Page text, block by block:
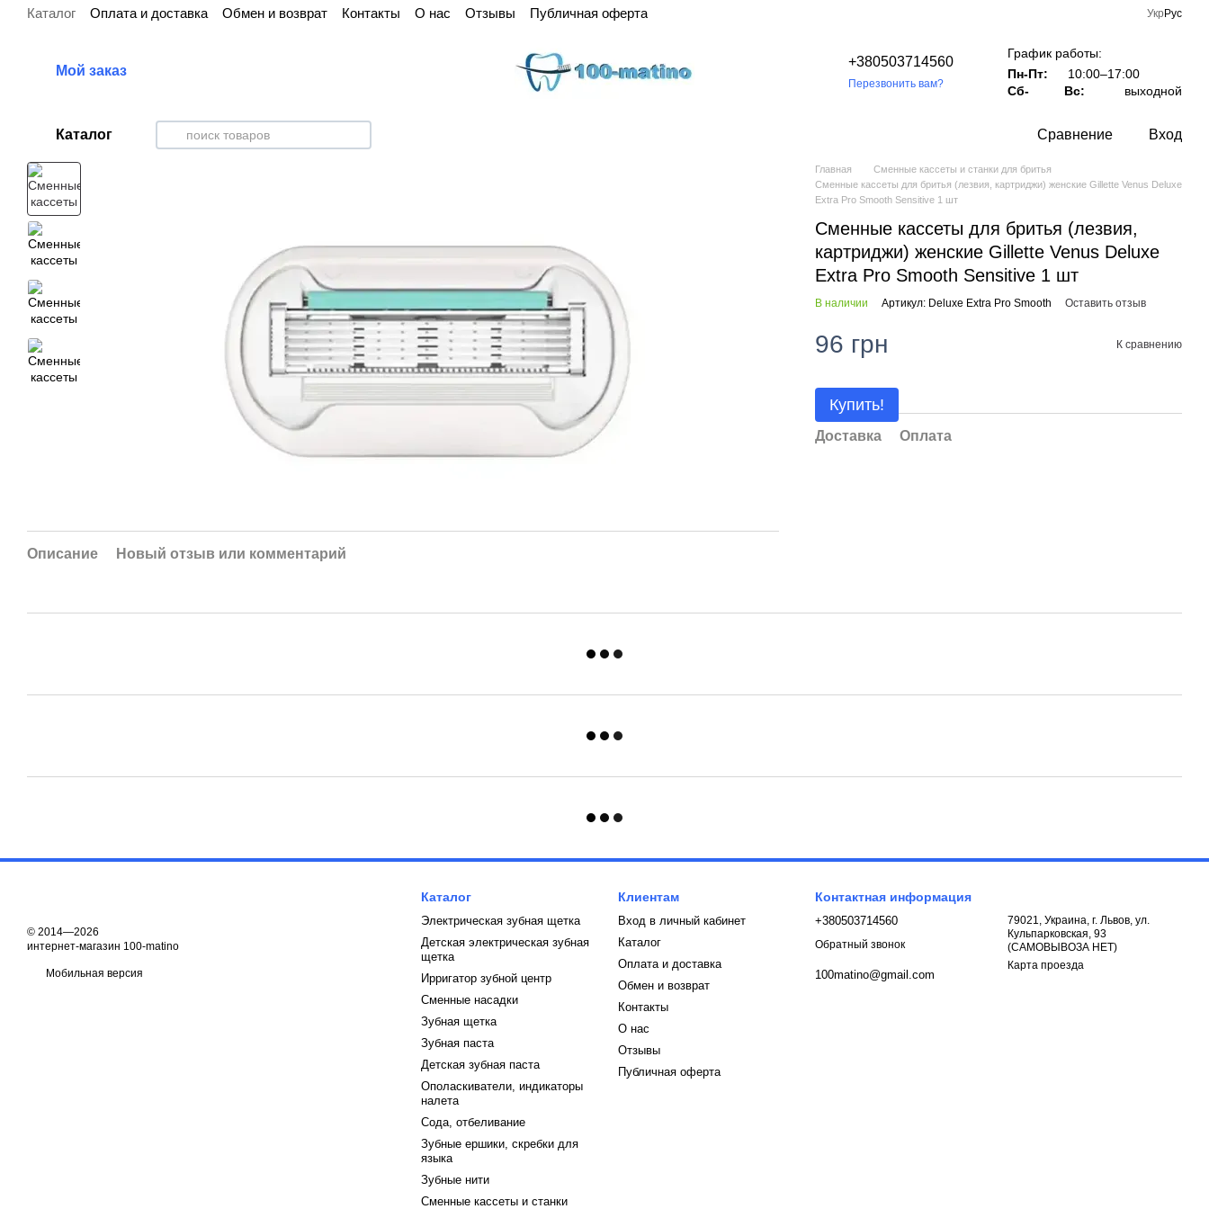
Перейти к основному контенту
Каталог Оплата и доставка Обмен и возврат Контакты О нас Отзывы Публичная оферта Укр Рус
Мой заказ
+380503714560
Перезвонить вам?
График работы:
Пн-Пт:
10:00–17:00
Сб-
Вс: выходной
Каталог Сравнение Вход
Описание Новый отзыв или комментарий
Главная
Сменные кассеты и станки для бритья
Сменные кассеты для бритья (лезвия, картриджи) женские Gillette Venus Deluxe
Extra Pro Smooth Sensitive 1 шт
Сменные кассеты для бритья (лезвия,
картриджи) женские Gillette Venus Deluxe
Extra Pro Smooth Sensitive 1 шт
В наличии Артикул: Deluxe Extra Pro Smooth Оставить отзыв
96 грн К сравнению
Купить!
Доставка Оплата
© 2014—2026
интернет-магазин 100-matino
Мобильная версия
Каталог
Электрическая зубная щетка
Детская электрическая зубная
щетка
Ирригатор зубной центр
Сменные насадки
Зубная щетка
Зубная паста
Детская зубная паста
Ополаскиватели, индикаторы
налета
Сода, отбеливание
Зубные ершики, скребки для
языка
Зубные нити
Сменные кассеты и станки
Клиентам
Вход в личный кабинет
Каталог
Оплата и доставка
Обмен и возврат
Контакты
О нас
Отзывы
Публичная оферта
Контактная информация
+380503714560
Обратный звонок
100matino@gmail.com
79021, Украина, г. Львов, ул.
Кульпарковская, 93
(САМОВЫВОЗА НЕТ)
Карта проезда